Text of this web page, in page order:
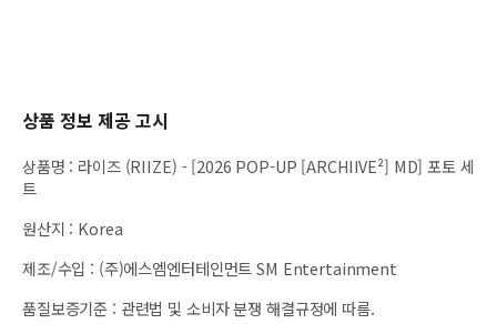
상품 정보 제공 고시
상품명 : 라이즈 (RIIZE) - [2026 POP-UP [ARCHIIVE²] MD] 포토 세
트
원산지 : Korea
제조/수입 : (주)에스엠엔터테인먼트 SM Entertainment
품질보증기준 : 관련법 및 소비자 분쟁 해결규정에 따름.